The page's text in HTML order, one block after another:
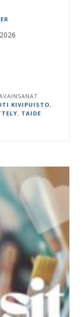
KIVIPUISTO,
, TAIDE